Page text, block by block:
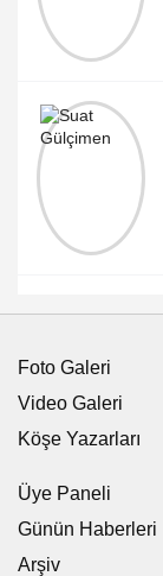
Foto Galeri
Video Galeri
Köşe Yazarları
Üye Paneli
Günün Haberleri
Arşiv